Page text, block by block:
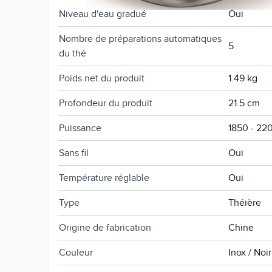
Niveau d'eau gradué Oui
Nombre de préparations automatiques
du thé
5
Poids net du produit 1.49 kg
Profondeur du produit 21.5 cm
Puissance 1850 -
Sans fil Oui
Température réglable Oui
Type Théière
Origine de fabrication Chine
Couleur Inox / Noir